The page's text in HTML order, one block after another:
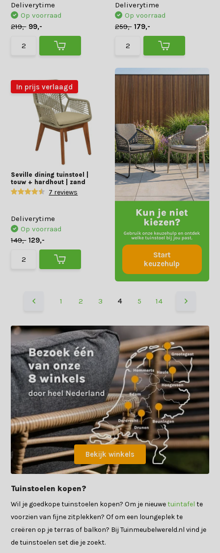
Deliverytime
Op voorraad
219,- 99,-
Deliverytime
Op voorraad
259,- 179,-
In prijs verlaagd
Seville dining tuinstoel |
touw + hardhout | zand
7 reviews
Deliverytime
Op voorraad
149,- 129,-
Start
keuzehulp
1 2 3 4 5 14
Bekijk winkels
Tuinstoelen kopen?
Wil je goedkope tuinstoelen kopen? Om je nieuwetuintafel te
voorzien van fijne zitplekken? Of om een loungeplek te
creëren op je terras of balkon? Bij Tuinmeubelwereld.nl vind je
de tuinstoelen set die je zoekt.